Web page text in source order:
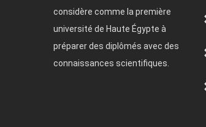
considère comme la première
université de Haute Égypte à
préparer des diplômés avec des
connaissances scientifiques.